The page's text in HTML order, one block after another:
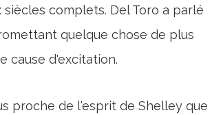
complets. Del Toro a parlé
quelque chose de plus
cause d'excitation.
proche de l'esprit de Shelley que